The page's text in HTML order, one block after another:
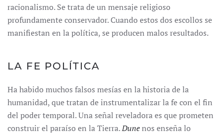
racionalismo. Se trata de un mensaje religioso
profundamente conservador. Cuando estos dos escollos se
manifiestan en la política, se producen malos resultados.
LA FE POLÍTICA
Ha habido muchos falsos mesías en la historia de la
humanidad, que tratan de instrumentalizar la fe con el fin
del poder temporal. Una señal reveladora es que prometen
construir el paraíso en la Tierra.Dunenos enseña lo